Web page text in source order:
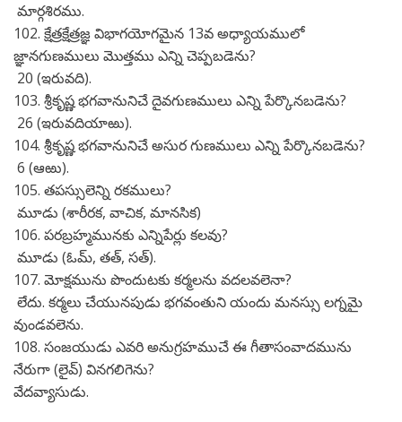
మార్గశిరము.
102. క్షేత్రక్షేత్రజ్ఞ విభాగయోగమైన 13వ అధ్యాయములో
జ్ఞానగుణములు మొత్తము ఎన్ని చెప్పబడెను?
20 (ఇరువది).
103. శ్రీకృష్ణ భగవానునిచే దైవగుణములు ఎన్ని పేర్కొనబడెను?
26 (ఇరువదియాఱు).
104. శ్రీకృష్ణ భగవానునిచే అసుర గుణములు ఎన్ని పేర్కొనబడెను?
6 (ఆఱు).
105. తపస్సులెన్ని రకములు?
మూడు (శారీరక, వాచిక, మానసిక)
106. పరబ్రహ్మమునకు ఎన్నిపేర్లు కలవు?
మూడు (ఓమ్, తత్, సత్).
107. మోక్షమును పొందుటకు కర్మలను వదలవలెనా?
లేదు. కర్మలు చేయునపుడు భగవంతుని యందు మనస్సు లగ్నమై
వుండవలెను.
108. సంజయుడు ఎవరి అనుగ్రహముచే ఈ గీతాసంవాదమును
నేరుగా (లైవ్) వినగలిగెను?
వేదవ్యాసుడు.